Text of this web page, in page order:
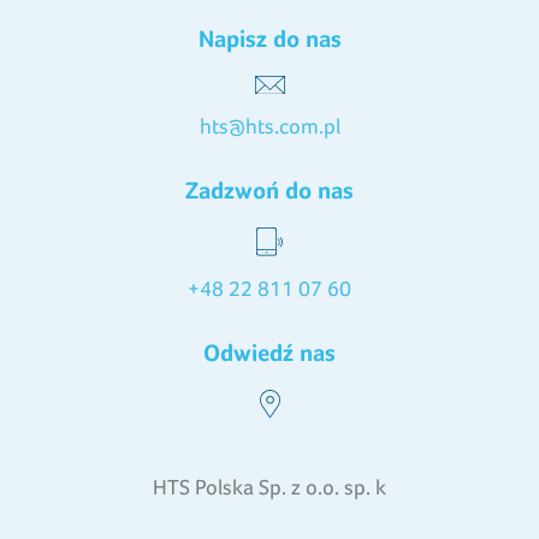
Napisz do nas
hts@hts.com.pl
Zadzwoń do nas
+48 22 811 07 60
Odwiedź nas
HTS Polska Sp. z o.o. sp. k